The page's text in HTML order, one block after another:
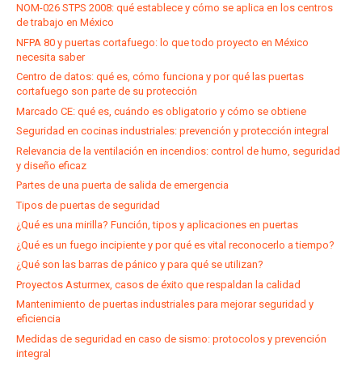
NOM-026 STPS 2008: qué establece y cómo se aplica en los centros
de trabajo en México
NFPA 80 y puertas cortafuego: lo que todo proyecto en México
necesita saber
Centro de datos: qué es, cómo funciona y por qué las puertas
cortafuego son parte de su protección
Marcado CE: qué es, cuándo es obligatorio y cómo se obtiene
Seguridad en cocinas industriales: prevención y protección integral
Relevancia de la ventilación en incendios: control de humo, seguridad
y diseño eficaz
Partes de una puerta de salida de emergencia
Tipos de puertas de seguridad
¿Qué es una mirilla? Función, tipos y aplicaciones en puertas
¿Qué es un fuego incipiente y por qué es vital reconocerlo a tiempo?
¿Qué son las barras de pánico y para qué se utilizan?
Proyectos Asturmex, casos de éxito que respaldan la calidad
Mantenimiento de puertas industriales para mejorar seguridad y
eficiencia
Medidas de seguridad en caso de sismo: protocolos y prevención
integral